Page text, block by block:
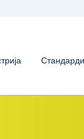
Стандарди